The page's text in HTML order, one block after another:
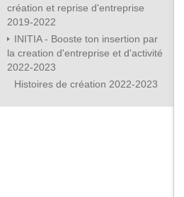
création et reprise d'entreprise
2019-2022
INITIA - Booste ton insertion par
la creation d'entreprise et d'activité
2022-2023
Histoires de création 2022-2023